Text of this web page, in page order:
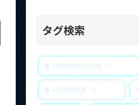
タグ検索
#就労継続支援A型 97
A型就労支援 43